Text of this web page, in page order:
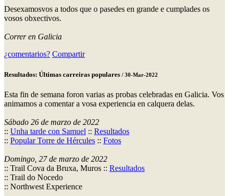
Desexamosvos a todos que o pasedes en grande e cumplades os
vosos obxectivos.
Correr en Galicia
¿comentarios? Compartir
Resultados: Últimas carreiras populares / 30-Mar-2022
Esta fin de semana foron varias as probas celebradas en Galicia. Vos
animamos a comentar a vosa experiencia en calquera delas.
Sábado 26 de marzo de 2022
:: Unha tarde con Samuel :: Resultados
:: Popular Torre de Hércules :: Fotos
Domingo, 27 de marzo de 2022
:: Trail Cova da Bruxa, Muros :: Resultados
:: Trail do Nocedo
:: Northwest Experience